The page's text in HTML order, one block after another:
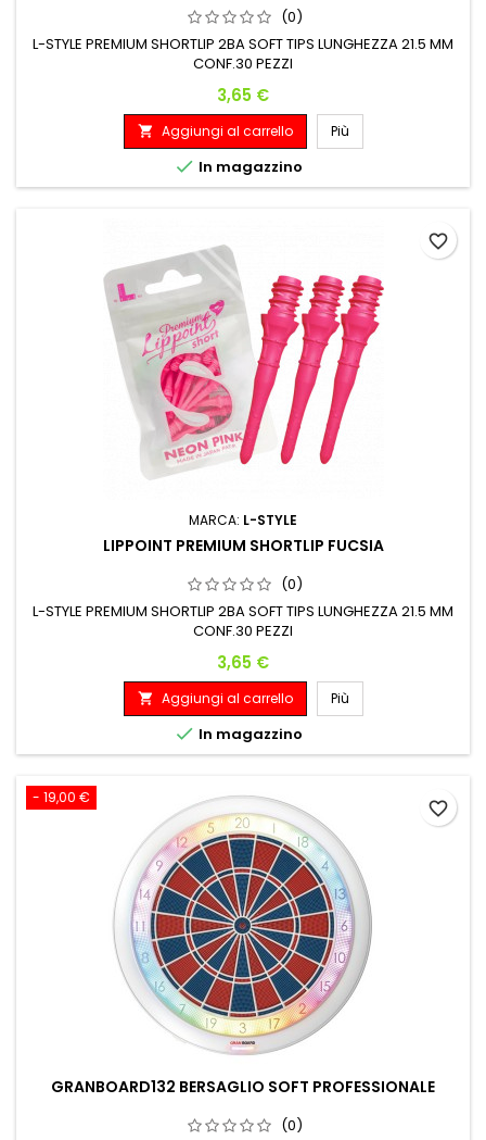
(0)
L-STYLE PREMIUM SHORTLIP 2BA SOFT TIPS LUNGHEZZA 21.5 MM
CONF.30 PEZZI
Prezzo
3,65 €
 Aggiungi al carrello Più
 In magazzino
MARCA: L-STYLE
LIPPOINT PREMIUM SHORTLIP FUCSIA
(0)
L-STYLE PREMIUM SHORTLIP 2BA SOFT TIPS LUNGHEZZA 21.5 MM
CONF.30 PEZZI
Prezzo
3,65 €
 Aggiungi al carrello Più
 In magazzino
favorite_border
- 19,00 €
GRANBOARD132 BERSAGLIO SOFT PROFESSIONALE
(0)
favorite_border